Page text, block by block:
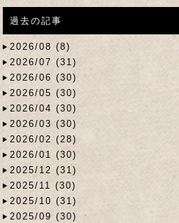
過去の記事
2026/08 (8)
2026/07 (31)
2026/06 (30)
2026/05 (30)
2026/04 (30)
2026/03 (30)
2026/02 (28)
2026/01 (30)
2025/12 (31)
2025/11 (30)
2025/10 (31)
2025/09 (30)